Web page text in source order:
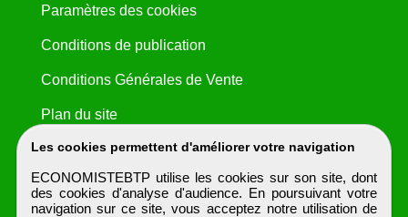
Les cookies permettent d'améliorer votre navigation
ECONOMISTEBTP utilise les cookies sur son site, dont
des cookies d'analyse d'audience. En poursuivant votre
navigation sur ce site, vous acceptez notre utilisation de
Paramètres des cookies
Conditions de publication
Conditions Générales de Vente
Plan du site